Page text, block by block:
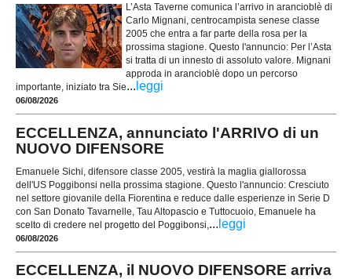
L’Asta Taverne comunica l’arrivo in arancioblè di
Carlo Mignani, centrocampista senese classe
2005 che entra a far parte della rosa per la
prossima stagione. Questo l'annuncio: Per l’Asta
si tratta di un innesto di assoluto valore. Mignani
approda in arancioblè dopo un percorso
importante, iniziato tra Sie... leggi
06/08/2026
ECCELLENZA, annunciato l'ARRIVO di un
NUOVO DIFENSORE
Emanuele Sichi, difensore classe 2005, vestirà la maglia giallorossa
dell'US Poggibonsi nella prossima stagione. Questo l'annuncio: Cresciuto
nel settore giovanile della Fiorentina e reduce dalle esperienze in Serie D
con San Donato Tavarnelle, Tau Altopascio e Tuttocuoio, Emanuele ha
scelto di credere nel progetto del Poggibonsi, ... leggi
06/08/2026
ECCELLENZA, il NUOVO DIFENSORE arriva